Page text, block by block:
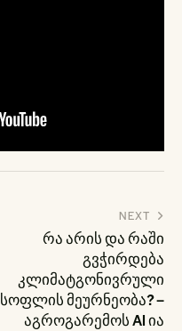
NEXT
რა არის და რაში
გვჭირდება
კლიმატგონივრული
სოფლის მეურნეობა? –
აგროგარემოს AI ია